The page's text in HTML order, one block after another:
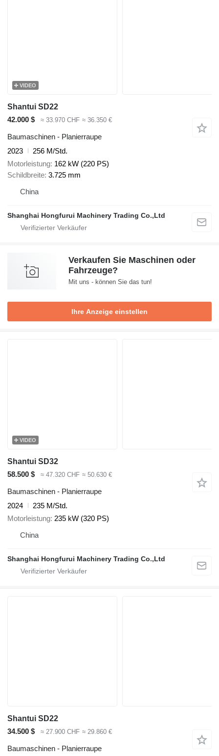
VIDEO
Shantui SD22
42.000 $
≈ 33.970 CHF ≈ 36.350 €
Baumaschinen - Planierraupe
2023
256 M/Std.
Motorleistung 162 kW (220 PS)
Schildbreite 3.725 mm
China
Shanghai Hongfurui Machinery Trading Co.,Ltd
Verkaufen Sie Maschinen oder
Fahrzeuge?
Mit uns - können Sie das tun!
Ihre Anzeige einstellen
VIDEO
Shantui SD32
58.500 $
≈ 47.320 CHF ≈ 50.630 €
Baumaschinen - Planierraupe
2024
235 M/Std.
Motorleistung 235 kW (320 PS)
China
Shanghai Hongfurui Machinery Trading Co.,Ltd
Shantui SD22
34.500 $
≈ 27.900 CHF ≈ 29.860 €
Baumaschinen - Planierraupe